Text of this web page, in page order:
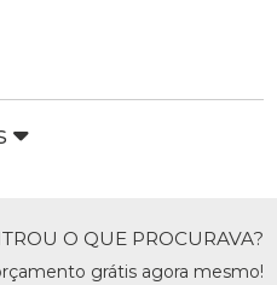
O QUE PROCURAVA?
grátis agora mesmo!